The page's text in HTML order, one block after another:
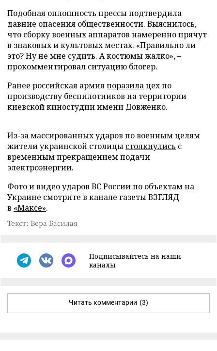
Подобная оплошность прессы подтвердила
давние опасения общественности. Выяснилось,
что сборку военных аппаратов намеренно прячут
в знаковых и культовых местах. «Правильно ли
это? Ну не мне судить. А костюмы жалко», –
прокомментировал ситуацию блогер.
Ранее российская армияпоразилацех по
производству беспилотников на территории
киевской киностудии имени Довженко.
Из-за массированных ударов по военным целям
жители украинской столицы столкнулись с
временным прекращением подачи
электроэнергии.
Фото и видео ударов ВС России по объектам на
Украине смотрите в канале газеты ВЗГЛЯД
в «Максе».
Текст: Вера Басилая
Подписывайтесь на наши
каналы
Читать комментарии (3)